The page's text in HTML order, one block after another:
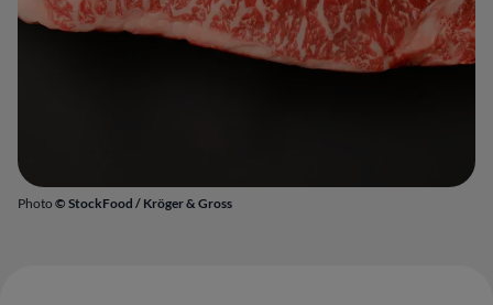
Photo © StockFood / Kröger & Gross